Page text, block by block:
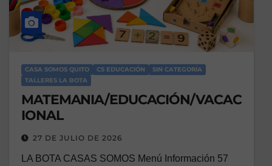
CASA SOMOS QUITO CS EDUCACIÓN
SIN CATEGORÍA
TALLERES LA BOTA
MATEMANIA/EDUCACIÓN/VACAC
IONAL
27 DE JULIO DE 2026
LA BOTA CASAS SOMOS Menú Información 57